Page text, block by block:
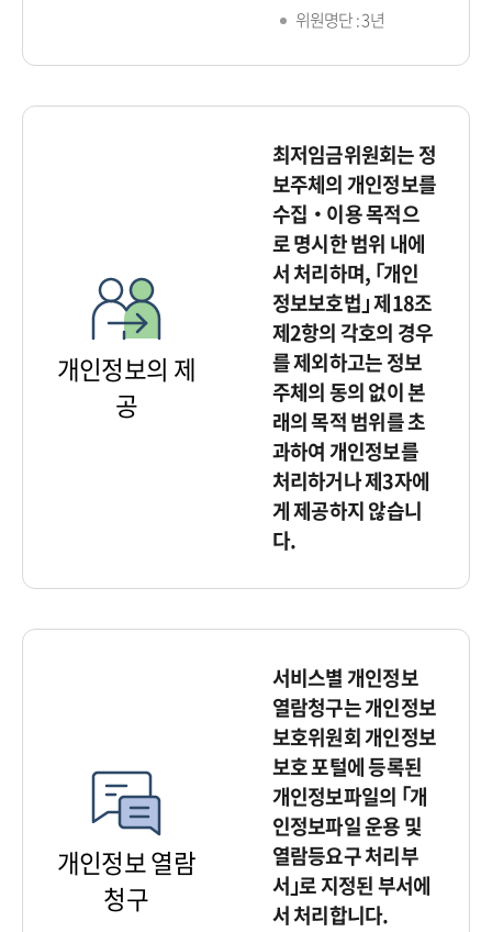
위원명단 : 3년
개인정보의 제
공
최저임금위원회는 정
보주체의 개인정보를
수집‧이용 목적으
로 명시한 범위 내에
서 처리하며, ｢개인
정보보호법｣ 제18조
제2항의 각호의 경우
를 제외하고는 정보
주체의 동의 없이 본
래의 목적 범위를 초
과하여 개인정보를
처리하거나 제3자에
게 제공하지 않습니
다.
개인정보 열람
청구
서비스별 개인정보
열람청구는 개인정보
보호위원회 개인정보
보호 포털에 등록된
개인정보파일의 ｢개
인정보파일 운용 및
열람등요구 처리부
서｣로 지정된 부서에
서 처리합니다.